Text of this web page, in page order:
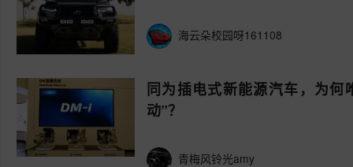
海云朵校园呀161108
同为插电式新能源汽车，为何
动”？
青梅风铃光amy